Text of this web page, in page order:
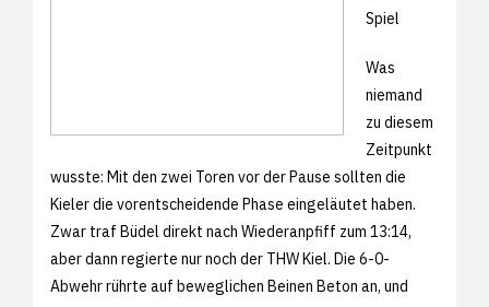
Spiel
Was
niemand
zu diesem
Zeitpunkt
wusste: Mit den zwei Toren vor der Pause sollten die
Kieler die vorentscheidende Phase eingeläutet haben.
Zwar traf Büdel direkt nach Wiederanpfiff zum 13:14,
aber dann regierte nur noch der THW Kiel. Die 6-0-
Abwehr rührte auf beweglichen Beinen Beton an, und